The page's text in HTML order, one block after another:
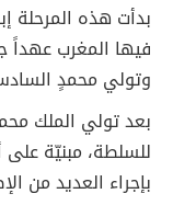
بدأت هذه المرحلة
فيها المغرب
وتولي محمدٍ
بعد تولي الملك
للسلطة، مبنيّة
بإجراء العديد من